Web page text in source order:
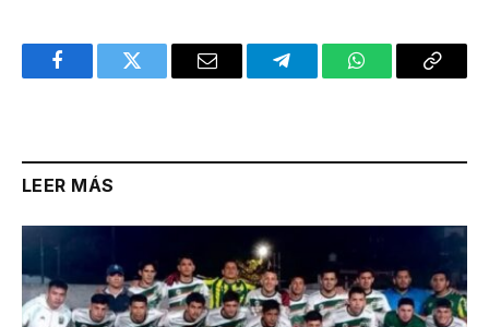
FacebookTwitter Email TelegramWhatsAppCopy
LEER MÁS